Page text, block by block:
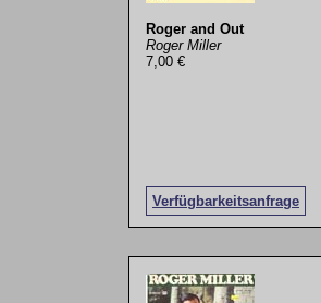
Roger and Out
Roger Miller
7,00 €
Verfügbarkeitsanfrage